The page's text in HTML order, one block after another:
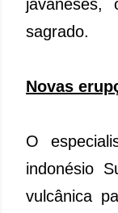
sagrado.
Novas
O
indonésio
vulcânica